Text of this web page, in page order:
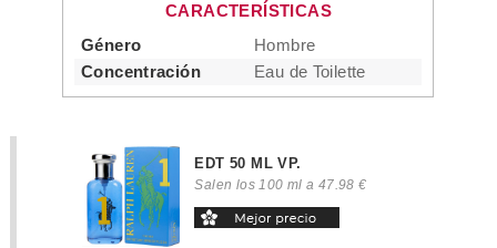
CARACTERÍSTICAS
Género
Hombre
Concentración
Eau de Toilette
EDT 50 ML VP.
Salen los 100 ml a 47.98 €